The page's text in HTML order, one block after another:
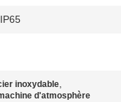
inoxydable,
d'atmosphère